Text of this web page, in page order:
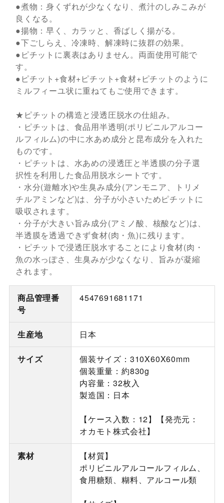
●煮物：身くずれが少なくなり、煮汁のしみこみが
良くなる。
●揚物：早く、カラッと、香ばしく揚がる。
●下ごしらえ、冷凍時、解凍時に抜群の効果。
●ピチットに裏表はありません。両面使用可能で
す。
●ピチット+食材+ピチット+食材+ピチットのように
ミルフィーユ状に重ねてもご使用できます。
★ピチットの構造と浸透圧脱水の仕組み。
・ピチットは、食品用半透明(ポリビニルアルコー
ルフィルム)の中に水あめ成分と昆布成分を入れた
ものです。
・ピチットは、水あめの浸透圧と半透膜の分子選
択性を利用した食品用脱水シートです。
・水分(遊離水)や生臭み成分(アンモニア、トリメ
チルアミンなど)は、分子が小さいためピチットに
吸収されます。
・分子が大きい旨み成分(アミノ酸、核酸など)は、
半透膜を透過できず食材(肉・魚)に残ります。
・ピチットで浸透圧脱水することにより食材(肉・
魚の水っぽさ、生臭みが少なくなり、旨みが凝縮
されます。
商品管理番
号
4547691681171
生産地 日本
サイズ
個装サイズ：310X60X60mm
個装重量：約830g
内容量：32枚入
製造国：日本
【ケース入数：12】【発売元：
オカモト株式会社】
素材
【材質】
ポリビニルアルコールフィルム、
食用糖類、糊料、アルコール類